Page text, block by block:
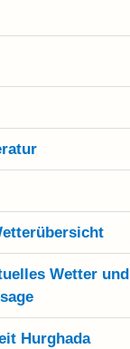
Wetter und
Hurghada